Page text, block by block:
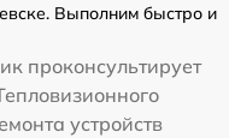
Выполним быстро и
проконсультирует
устройств